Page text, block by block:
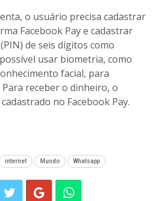
o usuário precisa cadastrar
Facebook Pay e cadastrar
de seis dígitos como
usar biometria, como
facial, para
receber o dinheiro, o
no Facebook Pay.
internet Mundo Whatsapp